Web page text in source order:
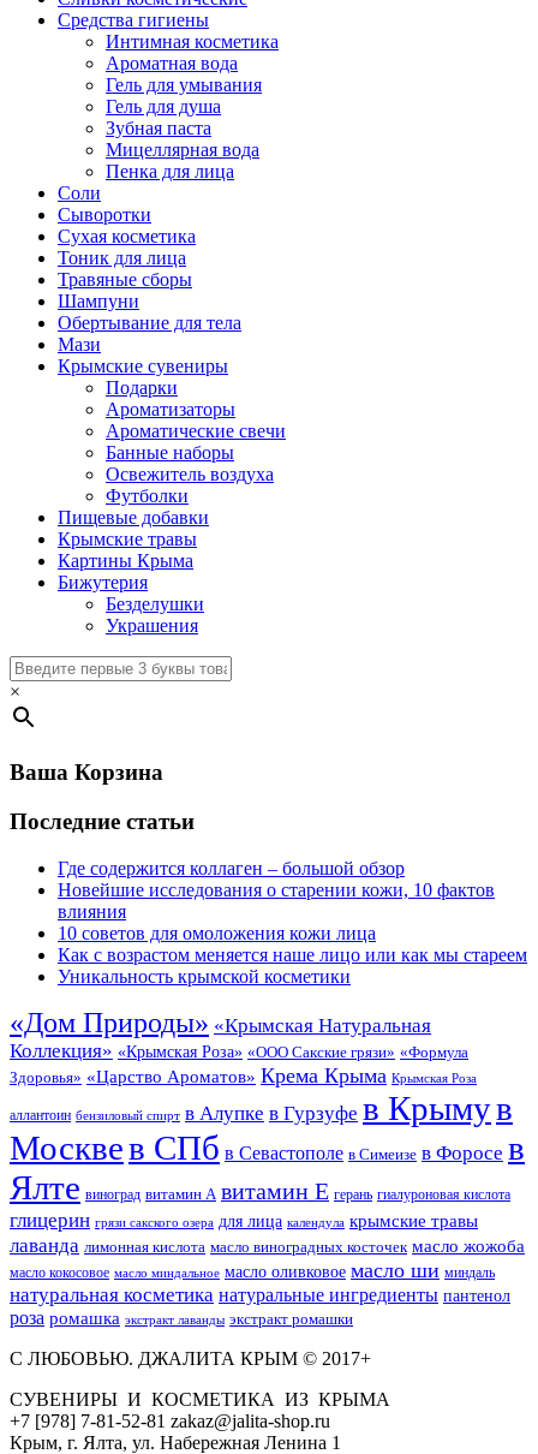
Средства гигиены
Интимная косметика
Ароматная вода
Гель для умывания
Гель для душа
Зубная паста
Мицеллярная вода
Пенка для лица
Соли
Сыворотки
Сухая косметика
Тоник для лица
Травяные сборы
Шампуни
Обертывание для тела
Мази
Крымские сувениры
Подарки
Ароматизаторы
Ароматические свечи
Банные наборы
Освежитель воздуха
Футболки
Пищевые добавки
Крымские травы
Картины Крыма
Бижутерия
Безделушки
Украшения
×
Ваша Корзина
Последние статьи
Где содержится коллаген – большой обзор
Новейшие исследования о старении кожи, 10 фактов
влияния
10 советов для омоложения кожи лица
Как с возрастом меняется наше лицо или как мы стареем
Уникальность крымской косметики
«Дом Природы» «Крымская Натуральная
Коллекция» «Крымская Роза» «ООО Сакские грязи» «Формула
Здоровья» «Царство Ароматов» Крема Крыма Крымская Роза
аллантоин бензиловый спирт в Алупке в Гурзуфе в Крымув
Москвев СПб в Севастополе в Симеизе в Форосе в
Ялте виноград витамин А витамин Е герань гиалуроновая кислота
глицерин грязи сакского озера для лица календула крымские травы
лаванда лимонная кислота масло виноградных косточек масло жожоба
масло кокосовое масло миндальное масло оливковое масло ши миндаль
натуральная косметика натуральные ингредиенты пантенол
роза ромашка экстракт лаванды экстракт ромашки
С ЛЮБОВЬЮ. ДЖАЛИТА КРЫМ © 2017+
СУВЕНИРЫ И КОСМЕТИКА ИЗ КРЫМА
+7 [978] 7-81-52-81 zakaz@jalita-shop.ru
Крым, г. Ялта, ул. Набережная Ленина 1